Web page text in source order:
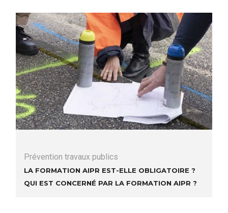
Prévention travaux publics
La formation AIPR est-elle obligatoire ?
Qui est concerné par la formation AIPR ?